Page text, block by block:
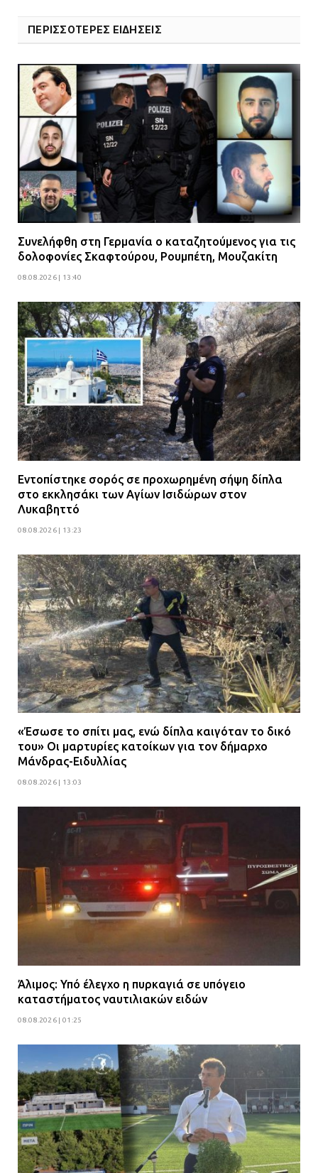
ΠΕΡΙΣΣΟΤΕΡΕΣ ΕΙΔΗΣΕΙΣ
Συνελήφθη στη Γερμανία ο καταζητούμενος για τις
δολοφονίες Σκαφτούρου, Ρουμπέτη, Μουζακίτη
08.08.2026 | 13:40
Εντοπίστηκε σορός σε προχωρημένη σήψη δίπλα
στο εκκλησάκι των Αγίων Ισιδώρων στον
Λυκαβηττό
08.08.2026 | 13:23
«Έσωσε το σπίτι μας, ενώ δίπλα καιγόταν το δικό
του» Οι μαρτυρίες κατοίκων για τον δήμαρχο
Μάνδρας-Ειδυλλίας
08.08.2026 | 13:03
Άλιμος: Υπό έλεγχο η πυρκαγιά σε υπόγειο
καταστήματος ναυτιλιακών ειδών
08.08.2026 | 01:25